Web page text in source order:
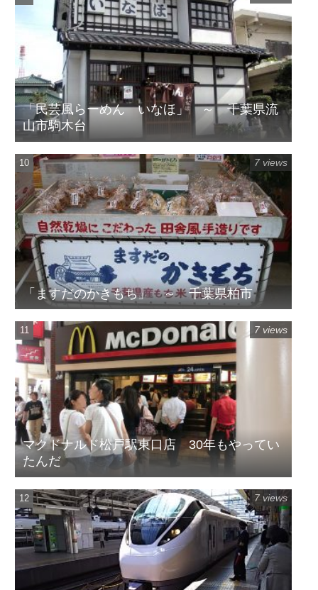
「民芸風らーめん いなほ」 ～ 千葉県流
山市駒木台
「ますだのかきもち」 ～ 千葉県柏市
7 views
マクドナルド松戸駅東口店 30年もやってい
たんだ
7 views
7 views